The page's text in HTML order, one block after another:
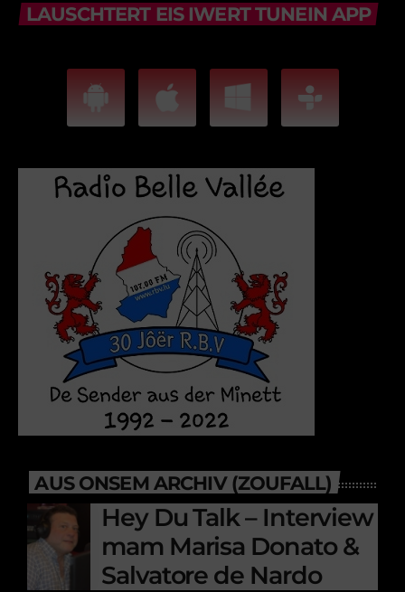
LAUSCHTERT EIS IWERT TUNEIN APP
AUS ONSEM ARCHIV (ZOUFALL)
Hey Du Talk – Interview
mam Marisa Donato &
Salvatore de Nardo